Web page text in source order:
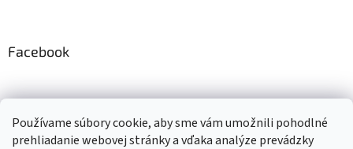
Používame súbory cookie, aby sme vám umožnili pohodlné
prehliadanie webovej stránky a vďaka analýze prevádzky
Facebook